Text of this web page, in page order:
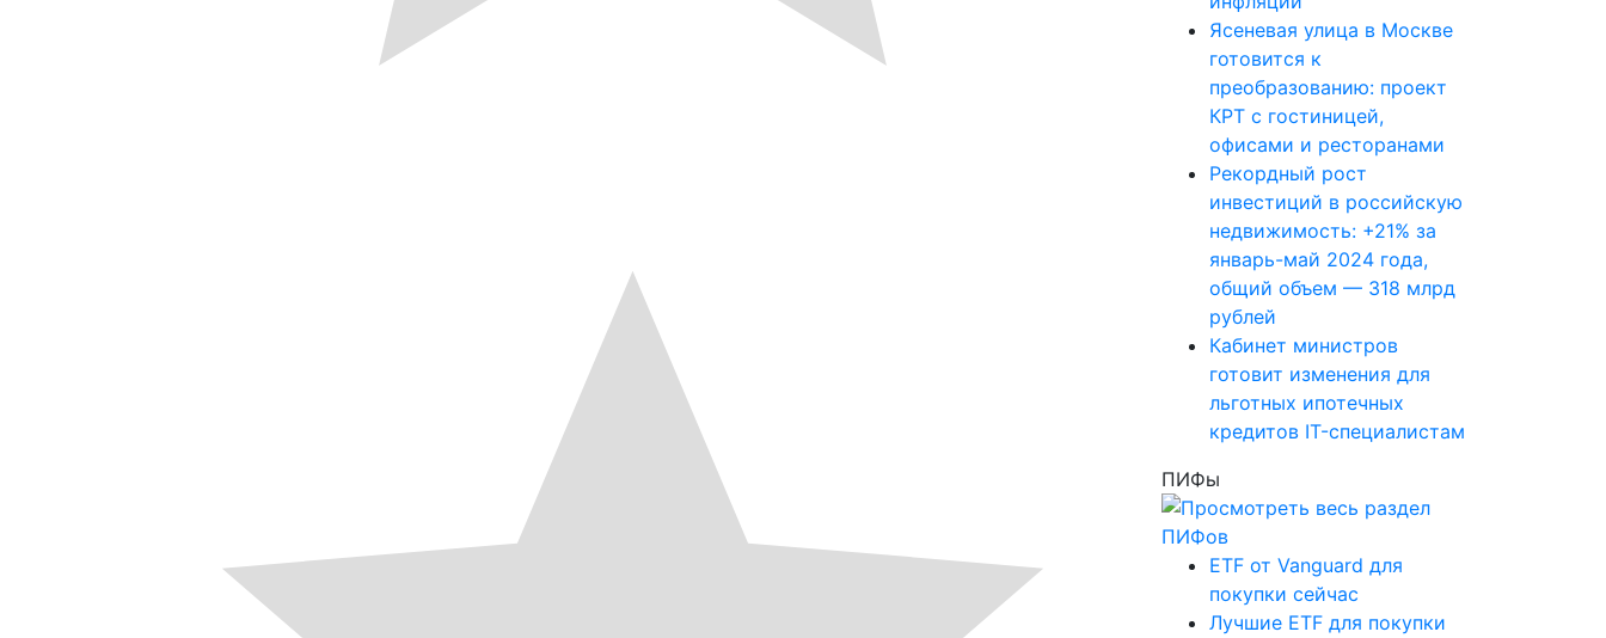
Ясеневая улица в Москве
готовится к
преобразованию: проект
КРТ с гостиницей,
офисами и ресторанами
Рекордный рост
инвестиций в российскую
недвижимость: +21% за
январь-май 2024 года,
общий объем — 318 млрд
рублей
Кабинет министров
готовит изменения для
льготных ипотечных
кредитов IT-специалистам
ПИФы
ETF от Vanguard для
покупки сейчас
Лучшие ETF для покупки